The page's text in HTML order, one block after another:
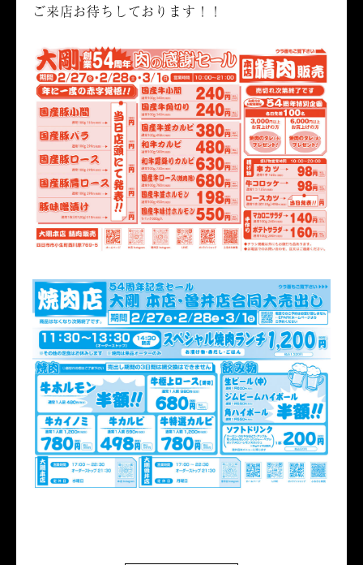
ご来店お待ちしております！！